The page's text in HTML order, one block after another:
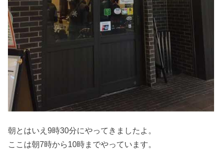
朝とはいえ9時30分にやってきましたよ。
ここは朝7時から10時までやっています。